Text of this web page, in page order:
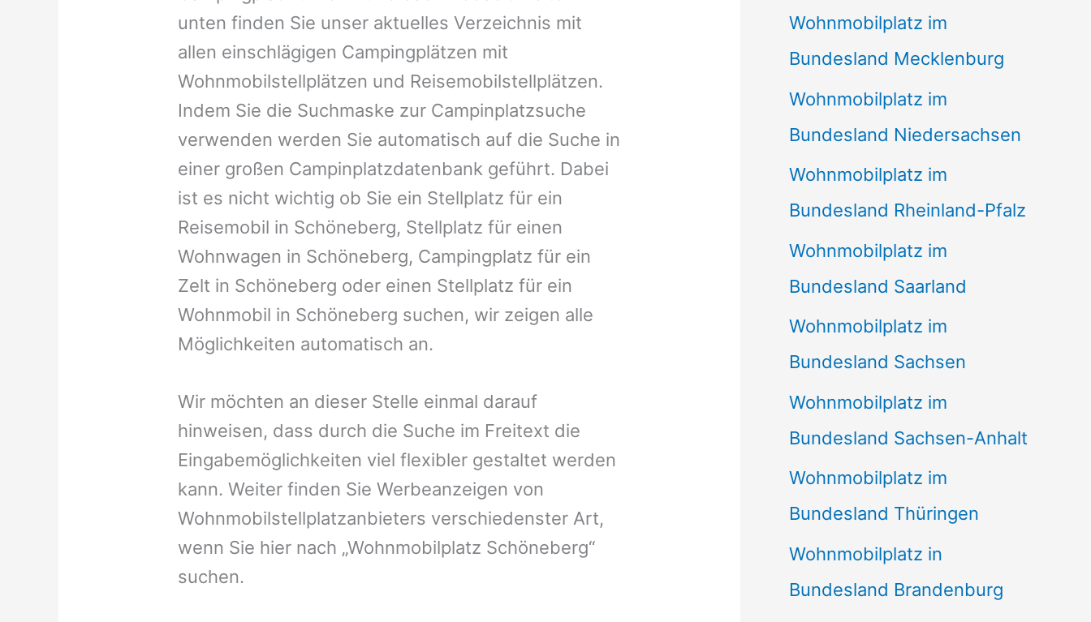
unten finden Sie unser aktuelles Verzeichnis mit
allen einschlägigen Campingplätzen mit
Wohnmobilstellplätzen und Reisemobilstellplätzen.
Indem Sie die Suchmaske zur Campinplatzsuche
verwenden werden Sie automatisch auf die Suche in
einer großen Campinplatzdatenbank geführt. Dabei
ist es nicht wichtig ob Sie ein Stellplatz für ein
Reisemobil in Schöneberg, Stellplatz für einen
Wohnwagen in Schöneberg, Campingplatz für ein
Zelt in Schöneberg oder einen Stellplatz für ein
Wohnmobil in Schöneberg suchen, wir zeigen alle
Möglichkeiten automatisch an.
Wir möchten an dieser Stelle einmal darauf
hinweisen, dass durch die Suche im Freitext die
Eingabemöglichkeiten viel flexibler gestaltet werden
kann. Weiter finden Sie Werbeanzeigen von
Wohnmobilstellplatzanbieters verschiedenster Art,
wenn Sie hier nach „Wohnmobilplatz Schöneberg“
suchen.
Wohnmobilplatz im
Bundesland Mecklenburg
Wohnmobilplatz im
Bundesland Niedersachsen
Wohnmobilplatz im
Bundesland Rheinland-Pfalz
Wohnmobilplatz im
Bundesland Saarland
Wohnmobilplatz im
Bundesland Sachsen
Wohnmobilplatz im
Bundesland Sachsen-Anhalt
Wohnmobilplatz im
Bundesland Thüringen
Wohnmobilplatz in
Bundesland Brandenburg